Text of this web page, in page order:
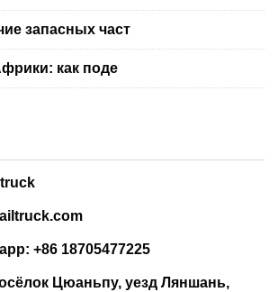
запасных част
как поде
+86 18705477225
Цюаньпу, уезд Ляншань,